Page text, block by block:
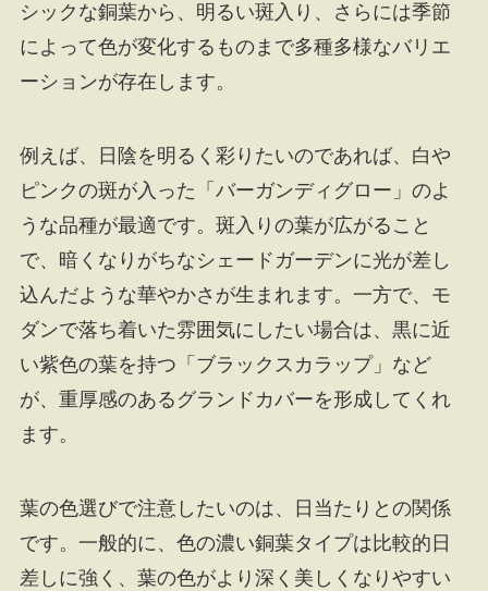
シックな銅葉から、明るい斑入り、さらには季節
によって色が変化するものまで多種多様なバリエ
ーションが存在します。
例えば、日陰を明るく彩りたいのであれば、白や
ピンクの斑が入った「バーガンディグロー」のよ
うな品種が最適です。斑入りの葉が広がること
で、暗くなりがちなシェードガーデンに光が差し
込んだような華やかさが生まれます。一方で、モ
ダンで落ち着いた雰囲気にしたい場合は、黒に近
い紫色の葉を持つ「ブラックスカラップ」など
が、重厚感のあるグランドカバーを形成してくれ
ます。
葉の色選びで注意したいのは、日当たりとの関係
です。一般的に、色の濃い銅葉タイプは比較的日
差しに強く、葉の色がより深く美しくなりやすい